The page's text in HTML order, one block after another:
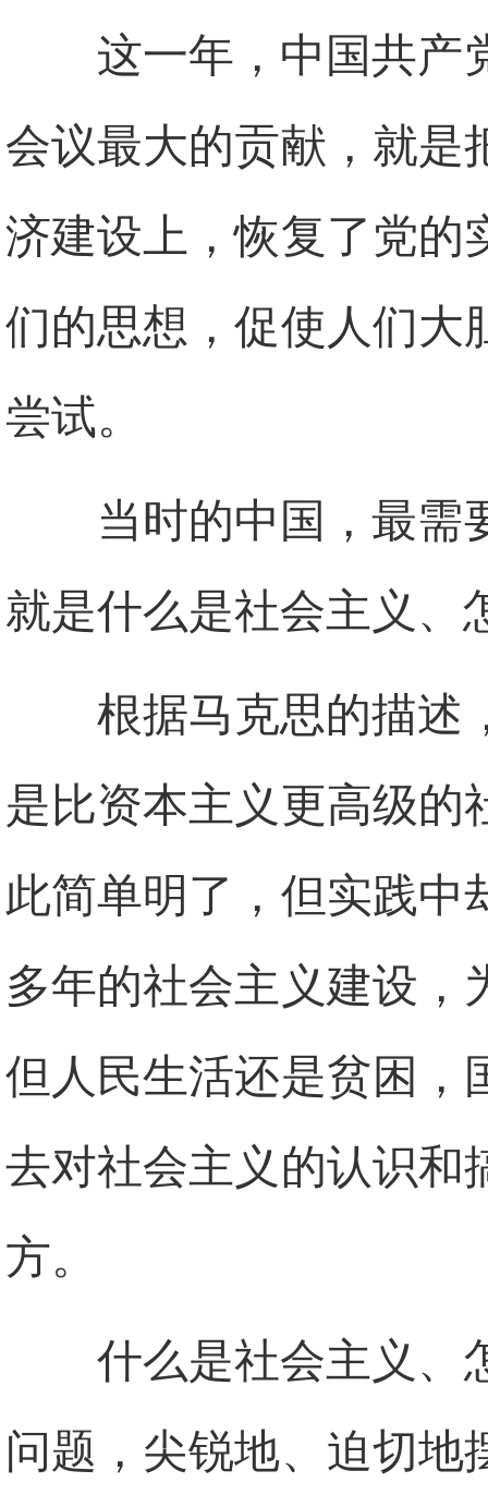
这一年，中国共产
会议最大的贡献，就是
济建设上，恢复了党的
们的思想，促使人们大
尝试。
当时的中国，最需
就是什么是社会主义、
根据马克思的描述
是比资本主义更高级的
此简单明了，但实践中
多年的社会主义建设，
但人民生活还是贫困，
去对社会主义的认识和
方。
什么是社会主义、
问题，尖锐地、迫切地